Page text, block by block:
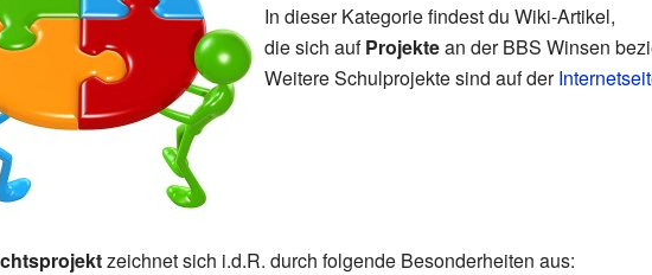
In dieser Kategorie findest du Wiki-Artikel,
die sich aufProjektean der BBS Winsen
Weitere Schulprojekte sind auf der
zeichnet sich i.d.R. durch folgende Besonderheiten aus: